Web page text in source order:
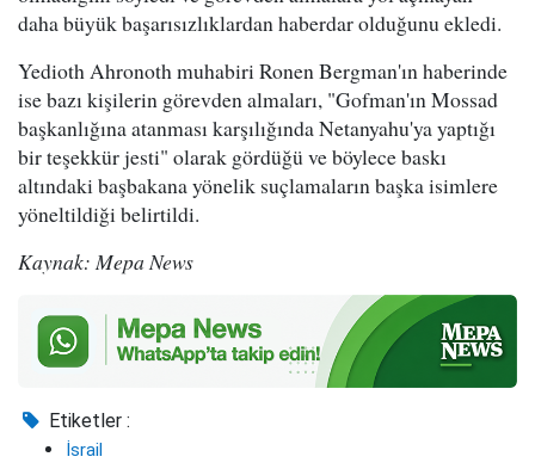
daha büyük başarısızlıklardan haberdar olduğunu ekledi.
Yedioth Ahronoth muhabiri Ronen Bergman'ın haberinde
ise bazı kişilerin görevden almaları, "Gofman'ın Mossad
başkanlığına atanması karşılığında Netanyahu'ya yaptığı
bir teşekkür jesti" olarak gördüğü ve böylece baskı
altındaki başbakana yönelik suçlamaların başka isimlere
yöneltildiği belirtildi.
Kaynak: Mepa News
Etiketler :
İsrail